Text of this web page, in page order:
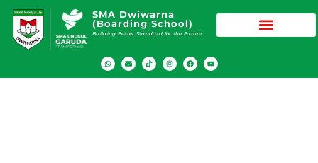
SMA Dwiwarna
(Boarding School)
Building Better Standard for the Future